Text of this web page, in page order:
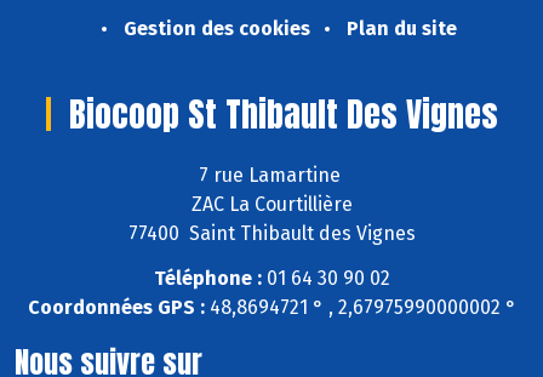
Gestion des cookies
Plan du site
Biocoop St Thibault Des Vignes
7 rue Lamartine
ZAC La Courtillière
77400 Saint Thibault des Vignes
Téléphone :01 64 30 90 02
Coordonnées GPS :48,8694721 ° , 2,67975990000002 °
Nous suivre sur